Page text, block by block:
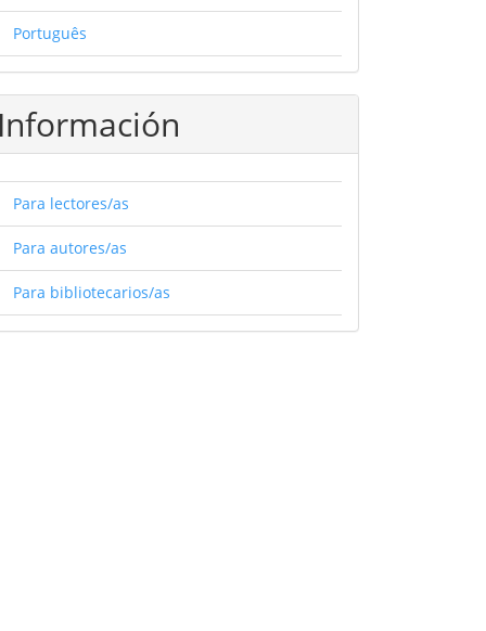
Português
Para lectores/as
Para autores/as
Para bibliotecarios/as